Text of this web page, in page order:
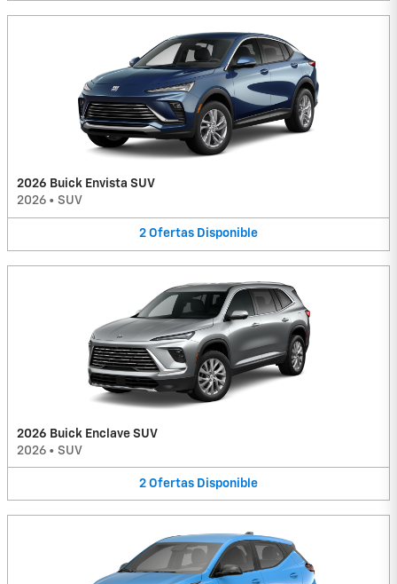
2026 Buick Envista SUV
2026 • SUV
2 Ofertas Disponible
2026 Buick Enclave SUV
2026 • SUV
2 Ofertas Disponible